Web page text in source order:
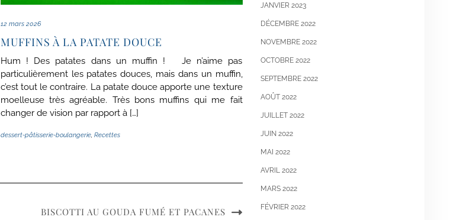
12 mars 2026
MUFFINS À LA PATATE DOUCE
Hum ! Des patates dans un muffin ! Je n’aime pas
particulièrement les patates douces, mais dans un muffin,
c’est tout le contraire. La patate douce apporte une texture
moelleuse très agréable. Très bons muffins qui me fait
changer de vision par rapport à […]
dessert-pâtisserie-boulangerie, Recettes
BISCOTTI AU GOUDA FUMÉ ET PACANES
JANVIER 2023
DÉCEMBRE 2022
NOVEMBRE 2022
OCTOBRE 2022
SEPTEMBRE 2022
AOÛT 2022
JUILLET 2022
JUIN 2022
MAI 2022
AVRIL 2022
MARS 2022
FÉVRIER 2022